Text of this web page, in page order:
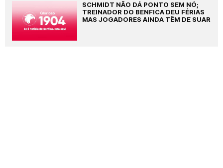
SCHMIDT NÃO DÁ PONTO SEM NÓ;
TREINADOR DO BENFICA DEU FÉRIAS
MAS JOGADORES AINDA TÊM DE SUAR